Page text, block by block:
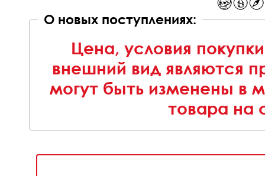
О новых поступлениях:
Цена, условия
внешний вид являются
могут быть изменены в
товара на